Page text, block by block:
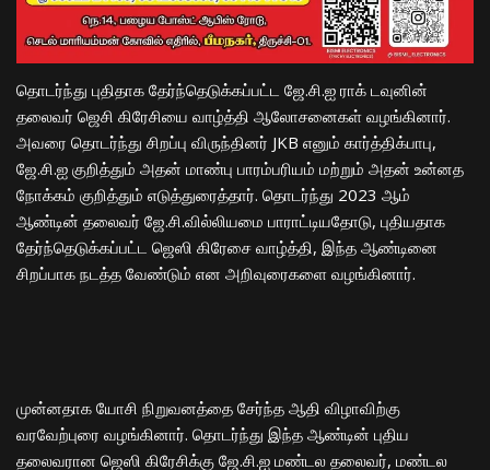
தொடர்ந்து புதிதாக தேர்ந்தெடுக்கப்பட்ட ஜே.சி.ஐ ராக் டவுனின்
தலைவர் ஜெசி கிரேசியை வாழ்த்தி ஆலோசனைகள் வழங்கினார்.
அவரை தொடர்ந்து சிறப்பு விருந்தினர் JKB எனும் கார்த்திக்பாபு,
ஜே.சி.ஐ குறித்தும் அதன் மாண்பு பாரம்பரியம் மற்றும் அதன் உன்னத
நோக்கம் குறித்தும் எடுத்துரைத்தார். தொடர்ந்து 2023 ஆம்
ஆண்டின் தலைவர் ஜே.சி.வில்லியமை பாராட்டியதோடு, புதியதாக
தேர்ந்தெடுக்கப்பட்ட ஜெஸி கிரேசை வாழ்த்தி, இந்த ஆண்டினை
சிறப்பாக நடத்த வேண்டும் என அறிவுரைகளை வழங்கினார்.
முன்னதாக யோசி நிறுவனத்தை சேர்ந்த ஆதி விழாவிற்கு
வரவேற்புரை வழங்கினார். தொடர்ந்து இந்த ஆண்டின் புதிய
தலைவரான ஜெஸி கிரேசிக்கு ஜே.சி.ஐ மண்டல தலைவர், மண்டல